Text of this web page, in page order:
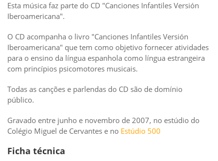
Esta música faz parte do CD "Canciones Infantiles Versión
Iberoamericana".
O CD acompanha o livro "Canciones Infantiles Versión
Iberoamericana" que tem como objetivo fornecer atividades
para o ensino da língua espanhola como língua estrangeira
com princípios psicomotores musicais.
Todas as canções e parlendas do CD são de domínio
público.
Gravado entre junho e novembro de 2007, no estúdio do
Colégio Miguel de Cervantes e no Estúdio 500
Ficha técnica